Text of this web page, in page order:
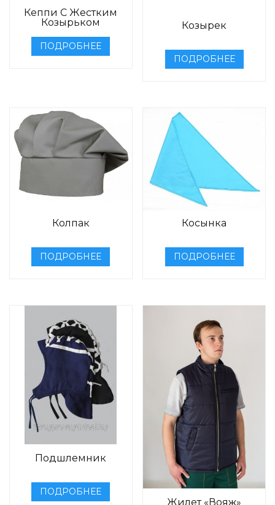
Кеппи С Жестким
Козырьком
ПОДРОБНЕЕ
Козырек
ПОДРОБНЕЕ
Колпак
ПОДРОБНЕЕ
Косынка
ПОДРОБНЕЕ
Подшлемник
ПОДРОБНЕЕ
Жилет «Вояж»